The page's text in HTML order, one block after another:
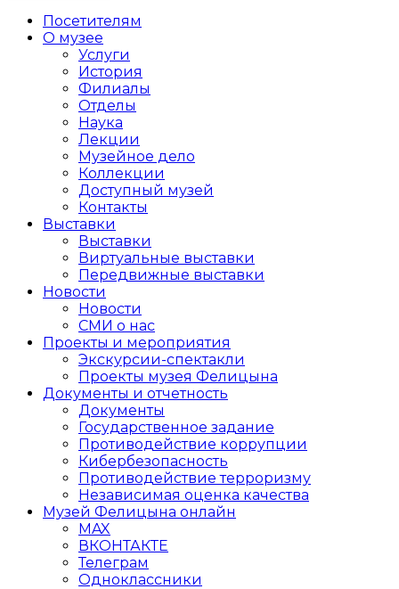
Посетителям
О музее
Услуги
История
Филиалы
Отделы
Наука
Лекции
Музейное дело
Коллекции
Доступный музей
Контакты
Выставки
Выставки
Виртуальные выставки
Передвижные выставки
Новости
Новости
СМИ о нас
Проекты и мероприятия
Экскурсии-спектакли
Проекты музея Фелицына
Документы и отчетность
Документы
Государственное задание
Противодействие коррупции
Кибер­безопасность
Противодействие терроризму
Независимая оценка качества
Музей Фелицына онлайн
MAX
ВКОНТАКТЕ
Телеграм
Одноклассники